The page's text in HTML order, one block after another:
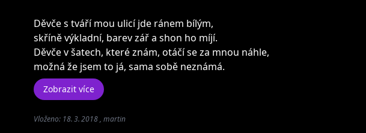
Děvče s tváří mou ulicí jde ránem bílým,
skříně výkladní, barev zář a shon ho míjí.
Děvče v šatech, které znám, otáčí se za mnou náhle,
možná že jsem to já, sama sobě neznámá.
Zobrazit více
Vloženo: 18. 3. 2018 , martin